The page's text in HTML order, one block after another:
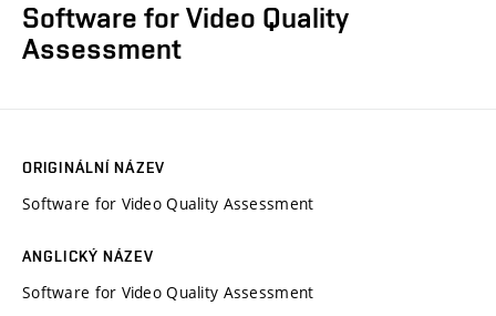
Software for Video Quality
Assessment
ORIGINÁLNÍ NÁZEV
Software for Video Quality Assessment
ANGLICKÝ NÁZEV
Software for Video Quality Assessment